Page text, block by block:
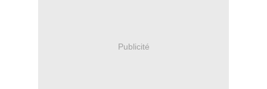
Publicité